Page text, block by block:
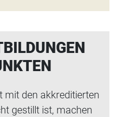
mit den akkreditierten
gestillt ist, machen